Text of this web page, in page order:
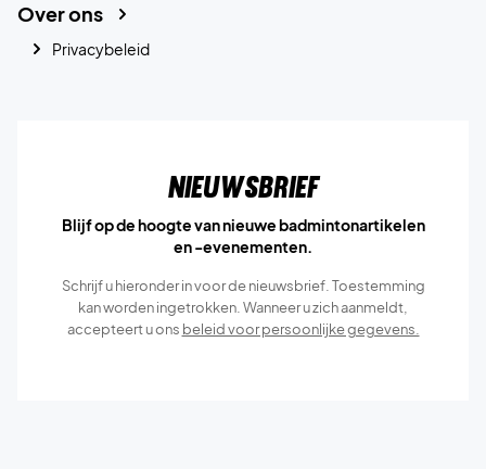
Over ons
Privacybeleid
Nieuwsbrief
Blijf op de hoogte van nieuwe badmintonartikelen
en -evenementen.
Schrijf u hieronder in voor de nieuwsbrief. Toestemming
kan worden ingetrokken. Wanneer u zich aanmeldt,
accepteert u ons beleid voor persoonlijke gegevens.